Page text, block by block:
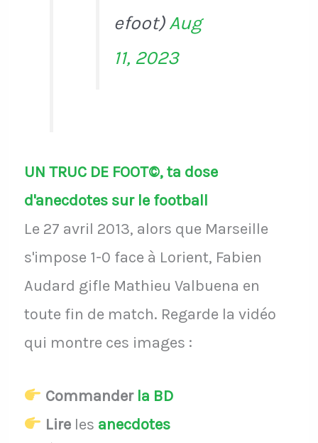
efoot)Aug
11, 2023
UN TRUC DE FOOT©, ta dose
d'anecdotes sur le football
Le 27 avril 2013, alors que Marseille
s'impose 1-0 face à Lorient, Fabien
Audard gifle Mathieu Valbuena en
toute fin de match. Regarde la vidéo
qui montre ces images :
Commander la BD
Lireles anecdotes